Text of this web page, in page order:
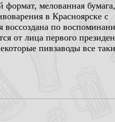
мелованная
в Красноярске с
по
от лица первого
пивзаводы все